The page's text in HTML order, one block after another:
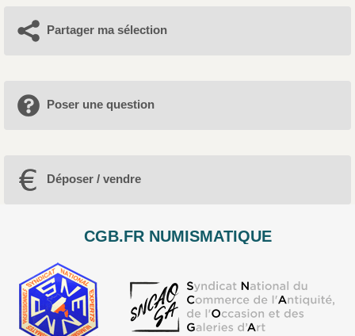
Partager ma sélection
Poser une question
Déposer / vendre
CGB.FR NUMISMATIQUE